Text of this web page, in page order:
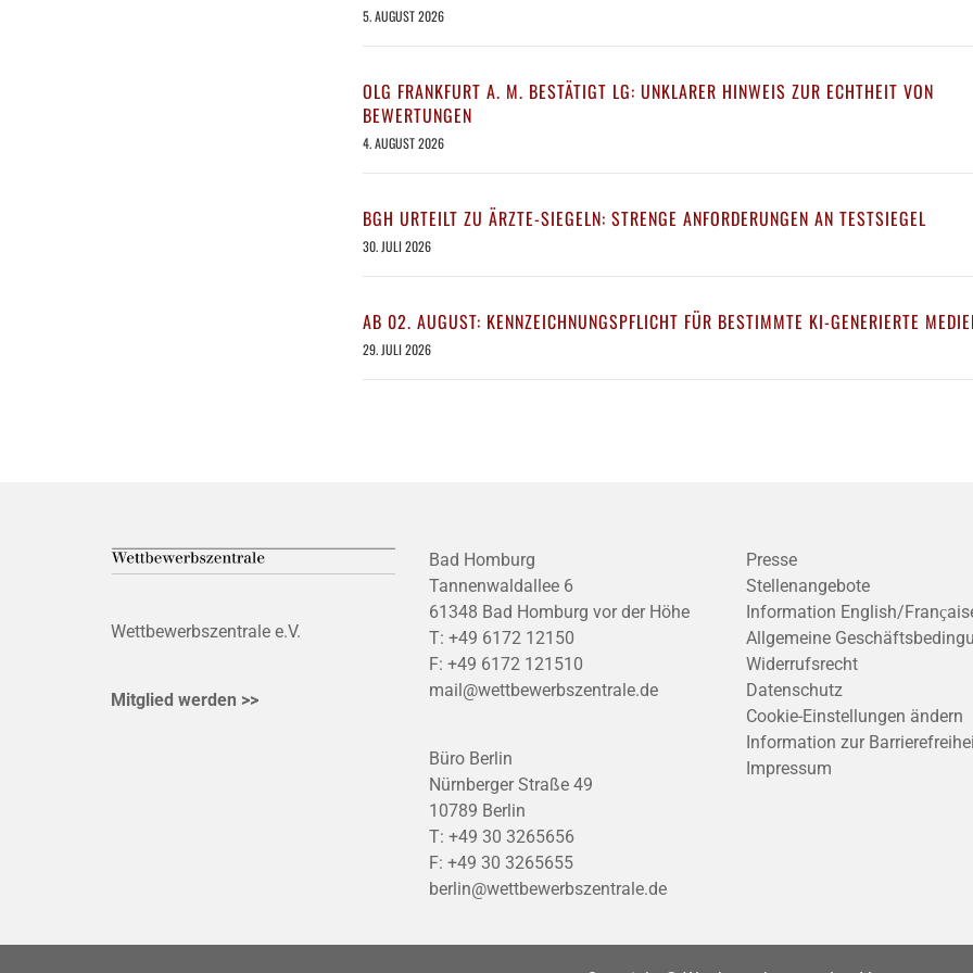
5. AUGUST 2026
OLG FRANKFURT A. M. BESTÄTIGT LG: UNKLARER HINWEIS ZUR ECHTHEIT VON
BEWERTUNGEN
4. AUGUST 2026
BGH URTEILT ZU ÄRZTE-SIEGELN: STRENGE ANFORDERUNGEN AN TESTSIEGEL
30. JULI 2026
AB 02. AUGUST: KENNZEICHNUNGSPFLICHT FÜR BESTIMMTE KI-GENERIERTE
29. JULI 2026
Wettbewerbszentrale e.V.
Mitglied werden >>
Bad Homburg
Tannenwaldallee 6
61348 Bad Homburg vor der Höhe
T: +49 6172 12150
F: +49 6172 121510
mail@wettbewerbszentrale.de
Büro Berlin
Nürnberger Straße 49
10789 Berlin
T: +49 30 3265656
F: +49 30 3265655
berlin@wettbewerbszentrale.de
Presse
Stellenangebote
Information English/
Allgemeine
Widerrufsrecht
Datenschutz
Cookie-Einstellungen ändern
Information zur
Impressum